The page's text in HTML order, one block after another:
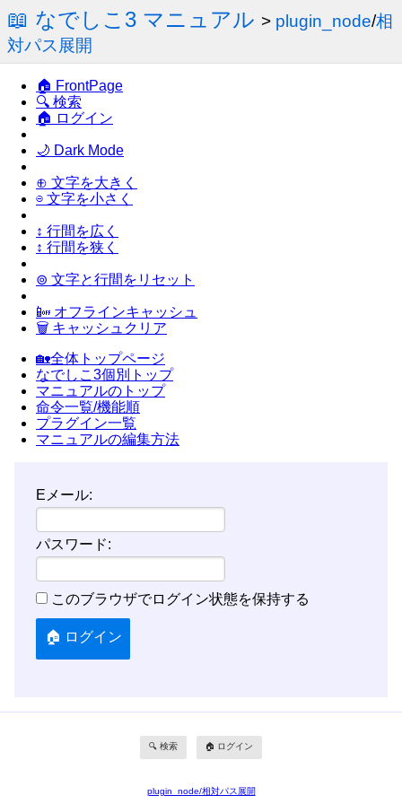
📖 なでしこ3 マニュアル > plugin_node/相
対パス展開
🏠 FrontPage
🔍 検索
🏠 ログイン
🌙 Dark Mode
⊕ 文字を大きく
⊖ 文字を小さく
↕ 行間を広く
↕ 行間を狭く
⊚ 文字と行間をリセット
📴 オフラインキャッシュ
🗑 キャッシュクリア
🏡全体トップページ
なでしこ3個別トップ
マニュアルのトップ
命令一覧/機能順
プラグイン一覧
マニュアルの編集方法
Eメール:
パスワード:
このブラウザでログイン状態を保持する
🔍 検索 🏠 ログイン
plugin_node/相対パス展開